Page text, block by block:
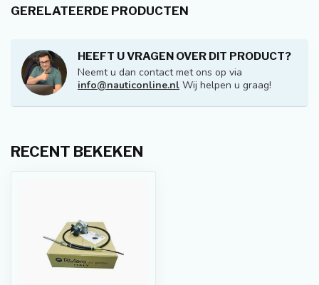
GERELATEERDE PRODUCTEN
HEEFT U VRAGEN OVER DIT PRODUCT?
Neemt u dan contact met ons op via
info@nauticonline.nl Wij helpen u graag!
RECENT BEKEKEN